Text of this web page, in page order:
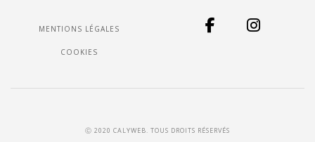
MENTIONS LÉGALES
COOKIES
Ⓒ 2020 CALYWEB. TOUS DROITS RÉSERVÉS